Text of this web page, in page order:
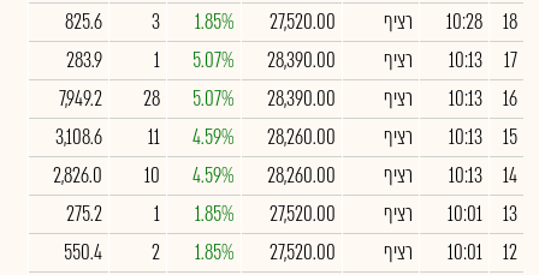
18
10:28 רציף 27,520.00
1.85%
3
825.6
17
10:13 רציף 28,390.00
5.07%
1
283.9
16
10:13 רציף 28,390.00
5.07%
28
7,949.2
15
10:13 רציף 28,260.00
4.59%
11
3,108.6
14
10:13 רציף 28,260.00
4.59%
10
2,826.0
13
10:01 רציף 27,520.00
1.85%
1
275.2
12
10:01 רציף 27,520.00
1.85%
2
550.4